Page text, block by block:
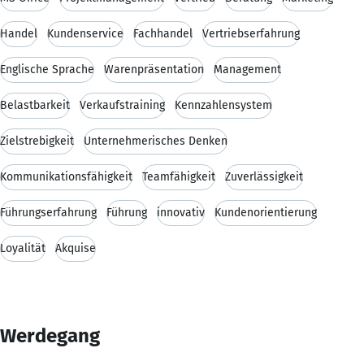
Handel Kundenservice Fachhandel Vertriebserfahrung
Englische Sprache Warenpräsentation Management
Belastbarkeit Verkaufstraining Kennzahlensystem
Zielstrebigkeit Unternehmerisches Denken
Kommunikationsfähigkeit Teamfähigkeit Zuverlässigkeit
Führungserfahrung Führung innovativ Kundenorientierung
Loyalität Akquise
Werdegang